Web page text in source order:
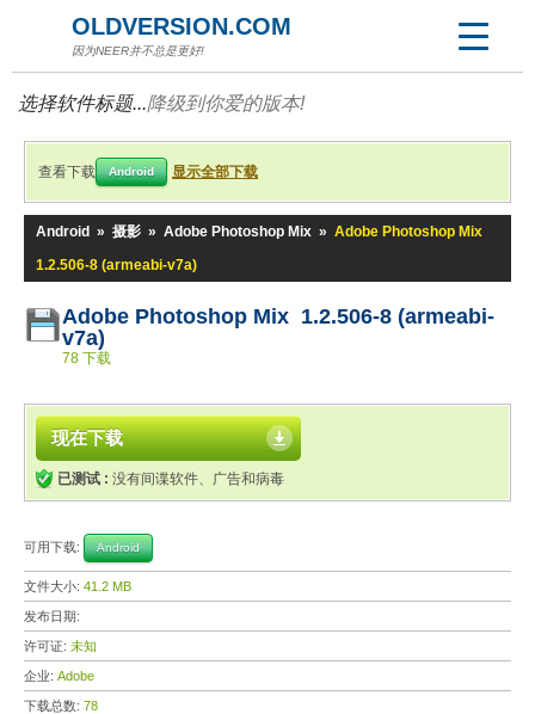
OLDVERSION.COM
因为NEER并不总是更好!
选择软件标题...降级到你爱的版本!
查看下载 Android 显示全部下载
Android » 摄影 » Adobe Photoshop Mix » Adobe Photoshop Mix
1.2.506-8 (armeabi-v7a)
Adobe Photoshop Mix 1.2.506-8 (armeabi-
v7a)
78 下载
现在下载
已测试 : 没有间谍软件、广告和病毒
可用下载: Android
文件大小: 41.2 MB
发布日期:
许可证: 未知
企业: Adobe
下载总数: 78